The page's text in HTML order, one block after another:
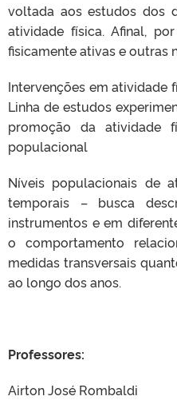
voltada aos estudos dos
atividade física. Afinal,
fisicamente ativas e outras
Intervenções em atividade
Linha de estudos
promoção da atividade
populacional
Níveis populacionais de
temporais – busca
instrumentos e em
o comportamento
medidas transversais
ao longo dos anos.
Professores:
Airton José Rombaldi